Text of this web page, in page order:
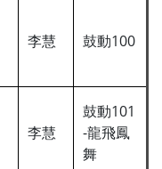
李慧 鼓動100
李慧
鼓動101
-龍飛鳳
舞